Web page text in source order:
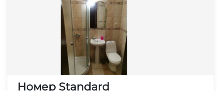
Номер Standard